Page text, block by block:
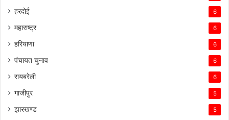
हरदोई 6
महाराष्ट्र 6
हरियाणा 6
पंचायत चुनाव 6
रायबरेली 6
गाजीपुर 5
झारखण्ड 5